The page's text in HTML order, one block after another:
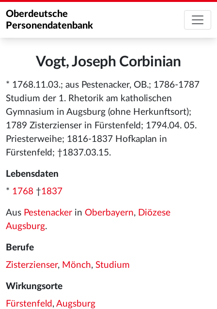
Oberdeutsche
Personendatenbank
Vogt, Joseph Corbinian
* 1768.11.03.; aus Pestenacker, OB.; 1786-1787
Studium der 1. Rhetorik am katholischen
Gymnasium in Augsburg (ohne Herkunftsort);
1789 Zisterzienser in Fürstenfeld; 1794.04. 05.
Priesterweihe; 1816-1837 Hofkaplan in
Fürstenfeld; †1837.03.15.
Lebensdaten
* 1768 †1837
Aus Pestenacker in Oberbayern, Diözese
Augsburg.
Berufe
Zisterzienser, Mönch, Studium
Wirkungsorte
Fürstenfeld , Augsburg